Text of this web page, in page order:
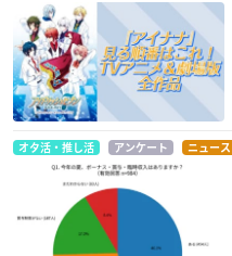
オタ活・推し活 アンケート ニュース